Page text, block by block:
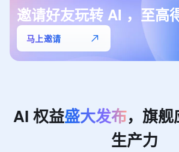
邀请好友玩转 AI ，至高
马上邀请
AI 权益盛大发布，旗
生产力